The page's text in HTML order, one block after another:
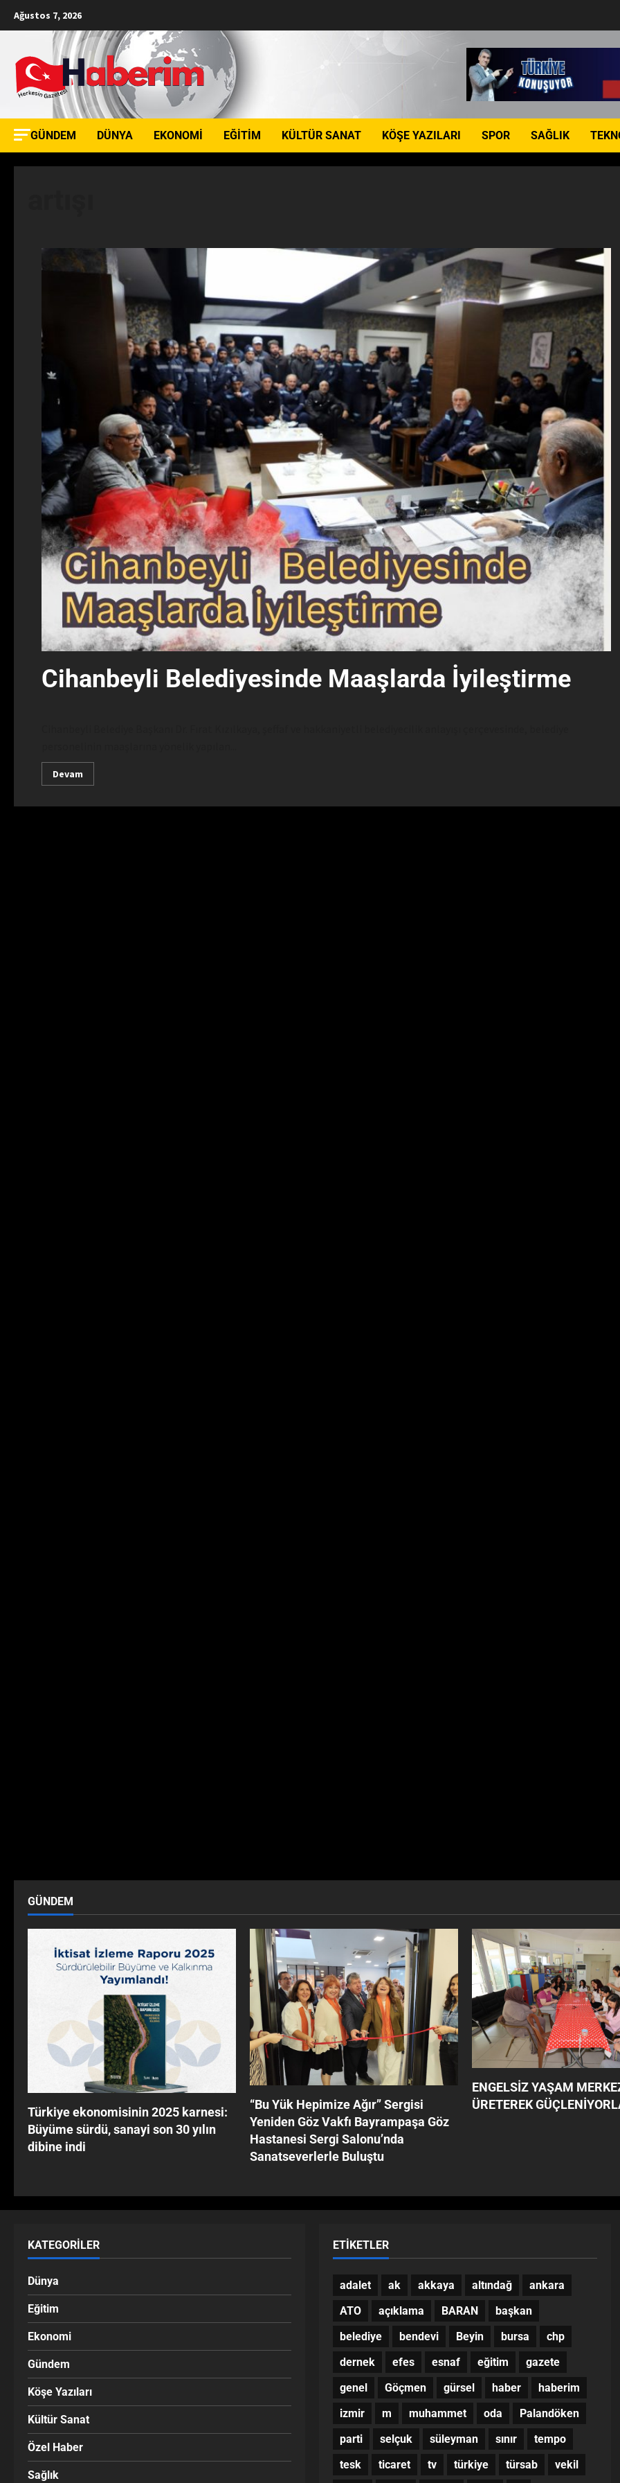
Ağustos 7, 2026
GÜNDEM DÜNYA EKONOMI EĞITIM KÜLTÜR SANAT KÖŞE YAZILARI SPOR SAĞLIK
Cihanbeyli Belediyesinde Maaşlarda İyileştirme
Devam
GÜNDEM
Türkiye ekonomisinin 2025 karnesi:
Büyüme sürdü, sanayi son 30 yılın
dibine indi
‘‘Bu Yük Hepimize Ağır’’ Sergisi
Yeniden Göz Vakfı Bayrampaşa Göz
Hastanesi Sergi Salonu’nda
Sanatseverlerle Buluştu
ENGELSİZ YAŞAM
ÜRETEREK
KATEGORILER
Dünya
Eğitim
Ekonomi
Gündem
Köşe Yazıları
Kültür Sanat
Özel Haber
Sağlık
ETIKETLER
adalet ak akkaya altındağ
ankara
ATO
açıklama BARAN
başkan
belediye
bendevi Beyin bursa
chp
dernek
efes esnaf eğitim
gazete
genel
Göçmen gürsel haber
haberim
izmir
m muhammet oda
Palandöken
parti
selçuk süleyman sınır
tempo
tesk
ticaret tv türkiye türsab vekil